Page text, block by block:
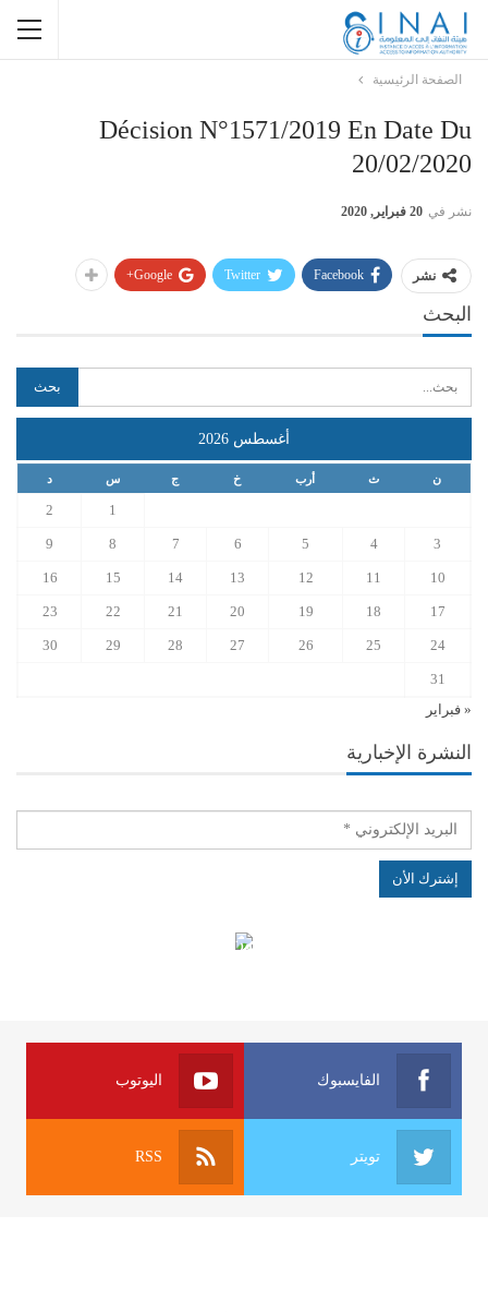
الصفحة الرئيسية
Décision N°1571/2019 En Date Du
20/02/2020
نشر في 20 فبراير, 2020
نشر Facebook
Twitter
Google+
البحث
أغسطس 2026
ن ث أرب خ ج س د
1
2
3
4
5
6
7
8
9
10
11
12
13
14
15
16
17
18
19
20
21
22
23
24
25
26
27
28
29
30
31
« فبراير
النشرة الإخبارية
الهياكل الخاضعة لقانون النفاذ إلى المعلومة
الفايسبوك اليوتوب
تويتر RSS